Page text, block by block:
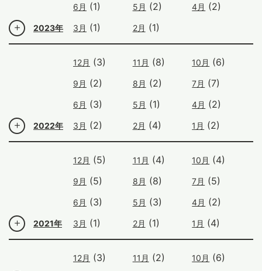
2023年
6月 (1) 5月 (2) 4月 (2)
3月 (1) 2月 (1)
2022年
12月 (3) 11月 (8) 10月 (6)
9月 (2) 8月 (2) 7月 (7)
6月 (3) 5月 (1) 4月 (2)
3月 (2) 2月 (4) 1月 (2)
2021年
12月 (5) 11月 (4) 10月 (4)
9月 (5) 8月 (8) 7月 (5)
6月 (3) 5月 (3) 4月 (2)
3月 (1) 2月 (1) 1月 (4)
12月 (3) 11月 (2) 10月 (6)